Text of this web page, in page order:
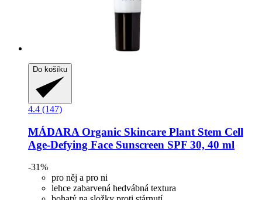
Do košíku
4.4 (147)
MÁDARA Organic Skincare Plant Stem Cell
Age-​Defying Face Sunscreen SPF 30, 40 ml
-31%
pro něj a pro ni
lehce zabarvená hedvábná textura